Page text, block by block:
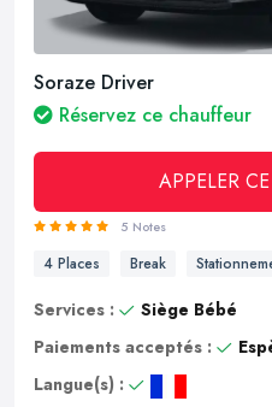
Soraze Driver
Réservez ce chauffeur
APPELER
5 Notes
4 Places Break
Services :
Siège Bébé
Paiements acceptés :
Langue(s) :